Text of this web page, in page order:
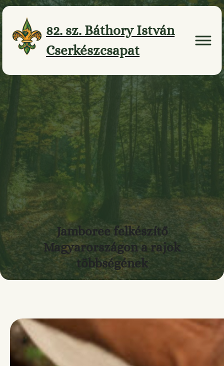
Ugrás
a
tartalomhoz82. sz. Báthory István
Cserkészcsapat
Jamboree felkészítő
Magyarországon a rajok
többségének